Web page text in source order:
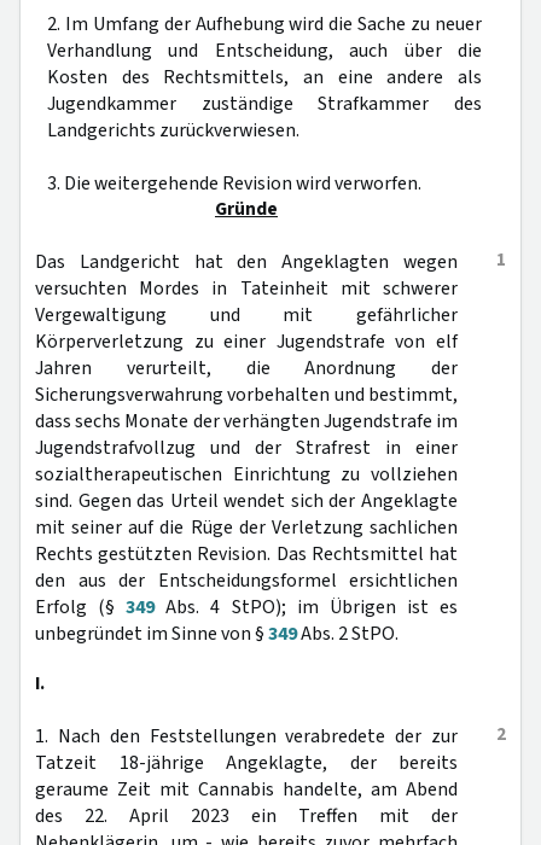
2. Im Umfang der Aufhebung wird die Sache zu neuer
Verhandlung und Entscheidung, auch über die
Kosten des Rechtsmittels, an eine andere als
Jugendkammer zuständige Strafkammer des
Landgerichts zurückverwiesen.
3. Die weitergehende Revision wird verworfen.
Gründe
1
Das Landgericht hat den Angeklagten wegen
versuchten Mordes in Tateinheit mit schwerer
Vergewaltigung und mit gefährlicher
Körperverletzung zu einer Jugendstrafe von elf
Jahren verurteilt, die Anordnung der
Sicherungsverwahrung vorbehalten und bestimmt,
dass sechs Monate der verhängten Jugendstrafe im
Jugendstrafvollzug und der Strafrest in einer
sozialtherapeutischen Einrichtung zu vollziehen
sind. Gegen das Urteil wendet sich der Angeklagte
mit seiner auf die Rüge der Verletzung sachlichen
Rechts gestützten Revision. Das Rechtsmittel hat
den aus der Entscheidungsformel ersichtlichen
Erfolg (§349Abs. 4 StPO); im Übrigen ist es
unbegründet im Sinne von §349Abs. 2 StPO.
I.
2
1. Nach den Feststellungen verabredete der zur
Tatzeit 18-jährige Angeklagte, der bereits
geraume Zeit mit Cannabis handelte, am Abend
des 22. April 2023 ein Treffen mit der